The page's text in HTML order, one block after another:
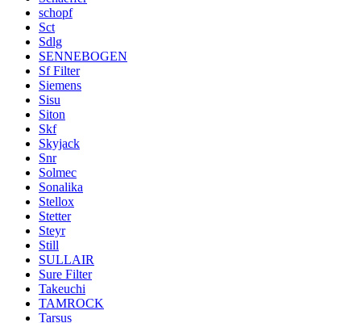
schopf
Sct
Sdlg
SENNEBOGEN
Sf Filter
Siemens
Sisu
Siton
Skf
Skyjack
Snr
Solmec
Sonalika
Stellox
Stetter
Steyr
Still
SULLAIR
Sure Filter
Takeuchi
TAMROCK
Tarsus